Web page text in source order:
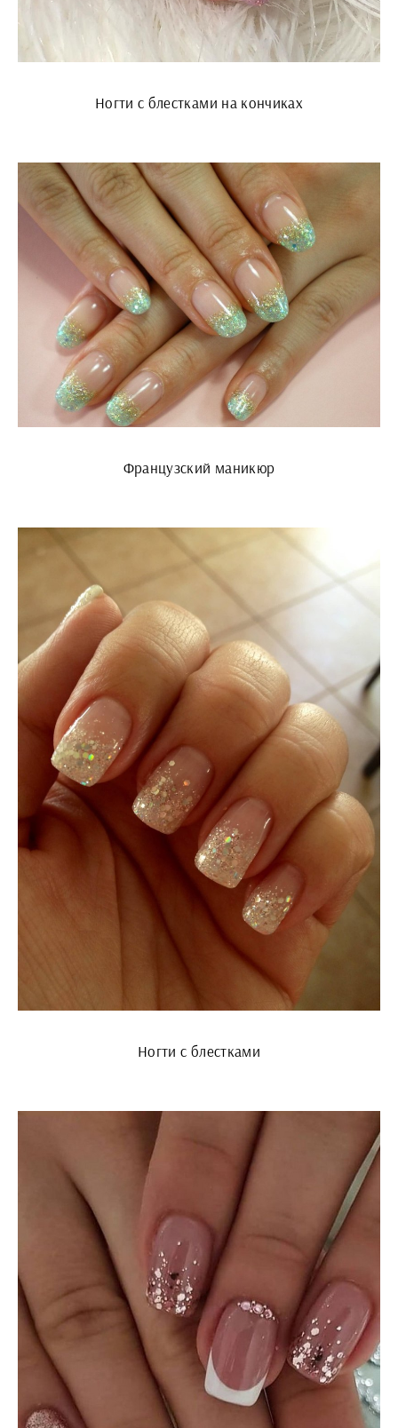
Ногти с блестками на кончиках
Французский маникюр
Ногти с блестками